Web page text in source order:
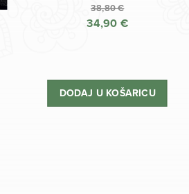
38,80€
Izvorna
je:
38,80 €.
34,90 €
je:
34,90 €.
DODAJ U KOŠARICU